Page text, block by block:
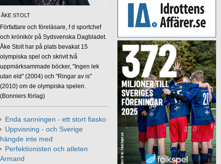
ÅKE STOLT
Författare och föreläsare, f d sportchef
och krönikör på Sydsvenska Dagbladet.
Åke Stolt har på plats bevakat 15
olympiska spel och skrivit två
uppmärksammade böcker, "Ingen lek
utan eld" (2004) och "Ringar av is"
(2010) om de olympiska spelen.
(Bonniers förlag)
Enda sanningen - ett stort fiasko
Uppvisning - och Sverige
hängde inte med
Perfektionisten och atleten
Armand